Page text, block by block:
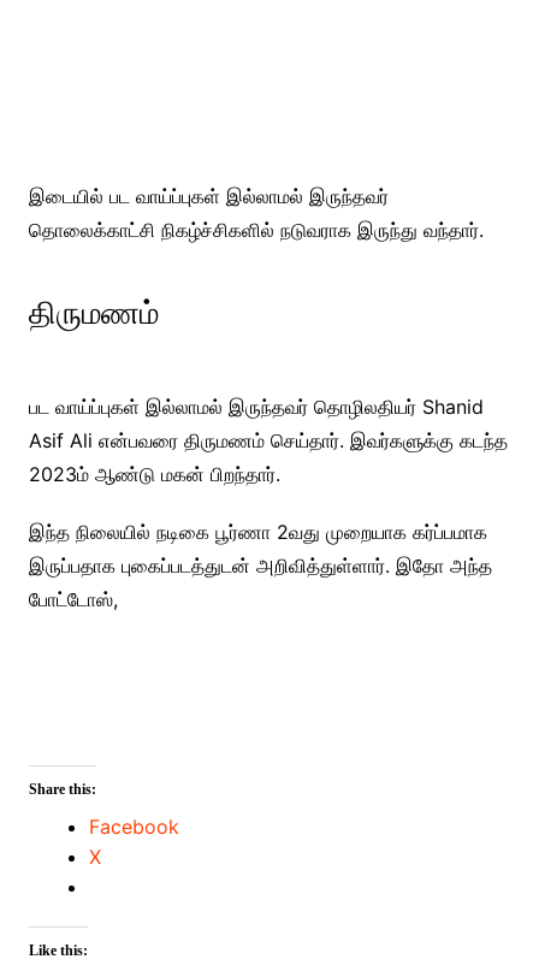
இடையில் பட வாய்ப்புகள் இல்லாமல் இருந்தவர்
தொலைக்காட்சி நிகழ்ச்சிகளில் நடுவராக இருந்து வந்தார்.
திருமணம்
பட வாய்ப்புகள் இல்லாமல் இருந்தவர் தொழிலதியர் Shanid
Asif Ali என்பவரை திருமணம் செய்தார். இவர்களுக்கு கடந்த
2023ம் ஆண்டு மகன் பிறந்தார்.
இந்த நிலையில் நடிகை பூர்ணா 2வது முறையாக கர்ப்பமாக
இருப்பதாக புகைப்படத்துடன் அறிவித்துள்ளார். இதோ அந்த
போட்டோஸ்,
Share this:
Facebook
X
Like this: